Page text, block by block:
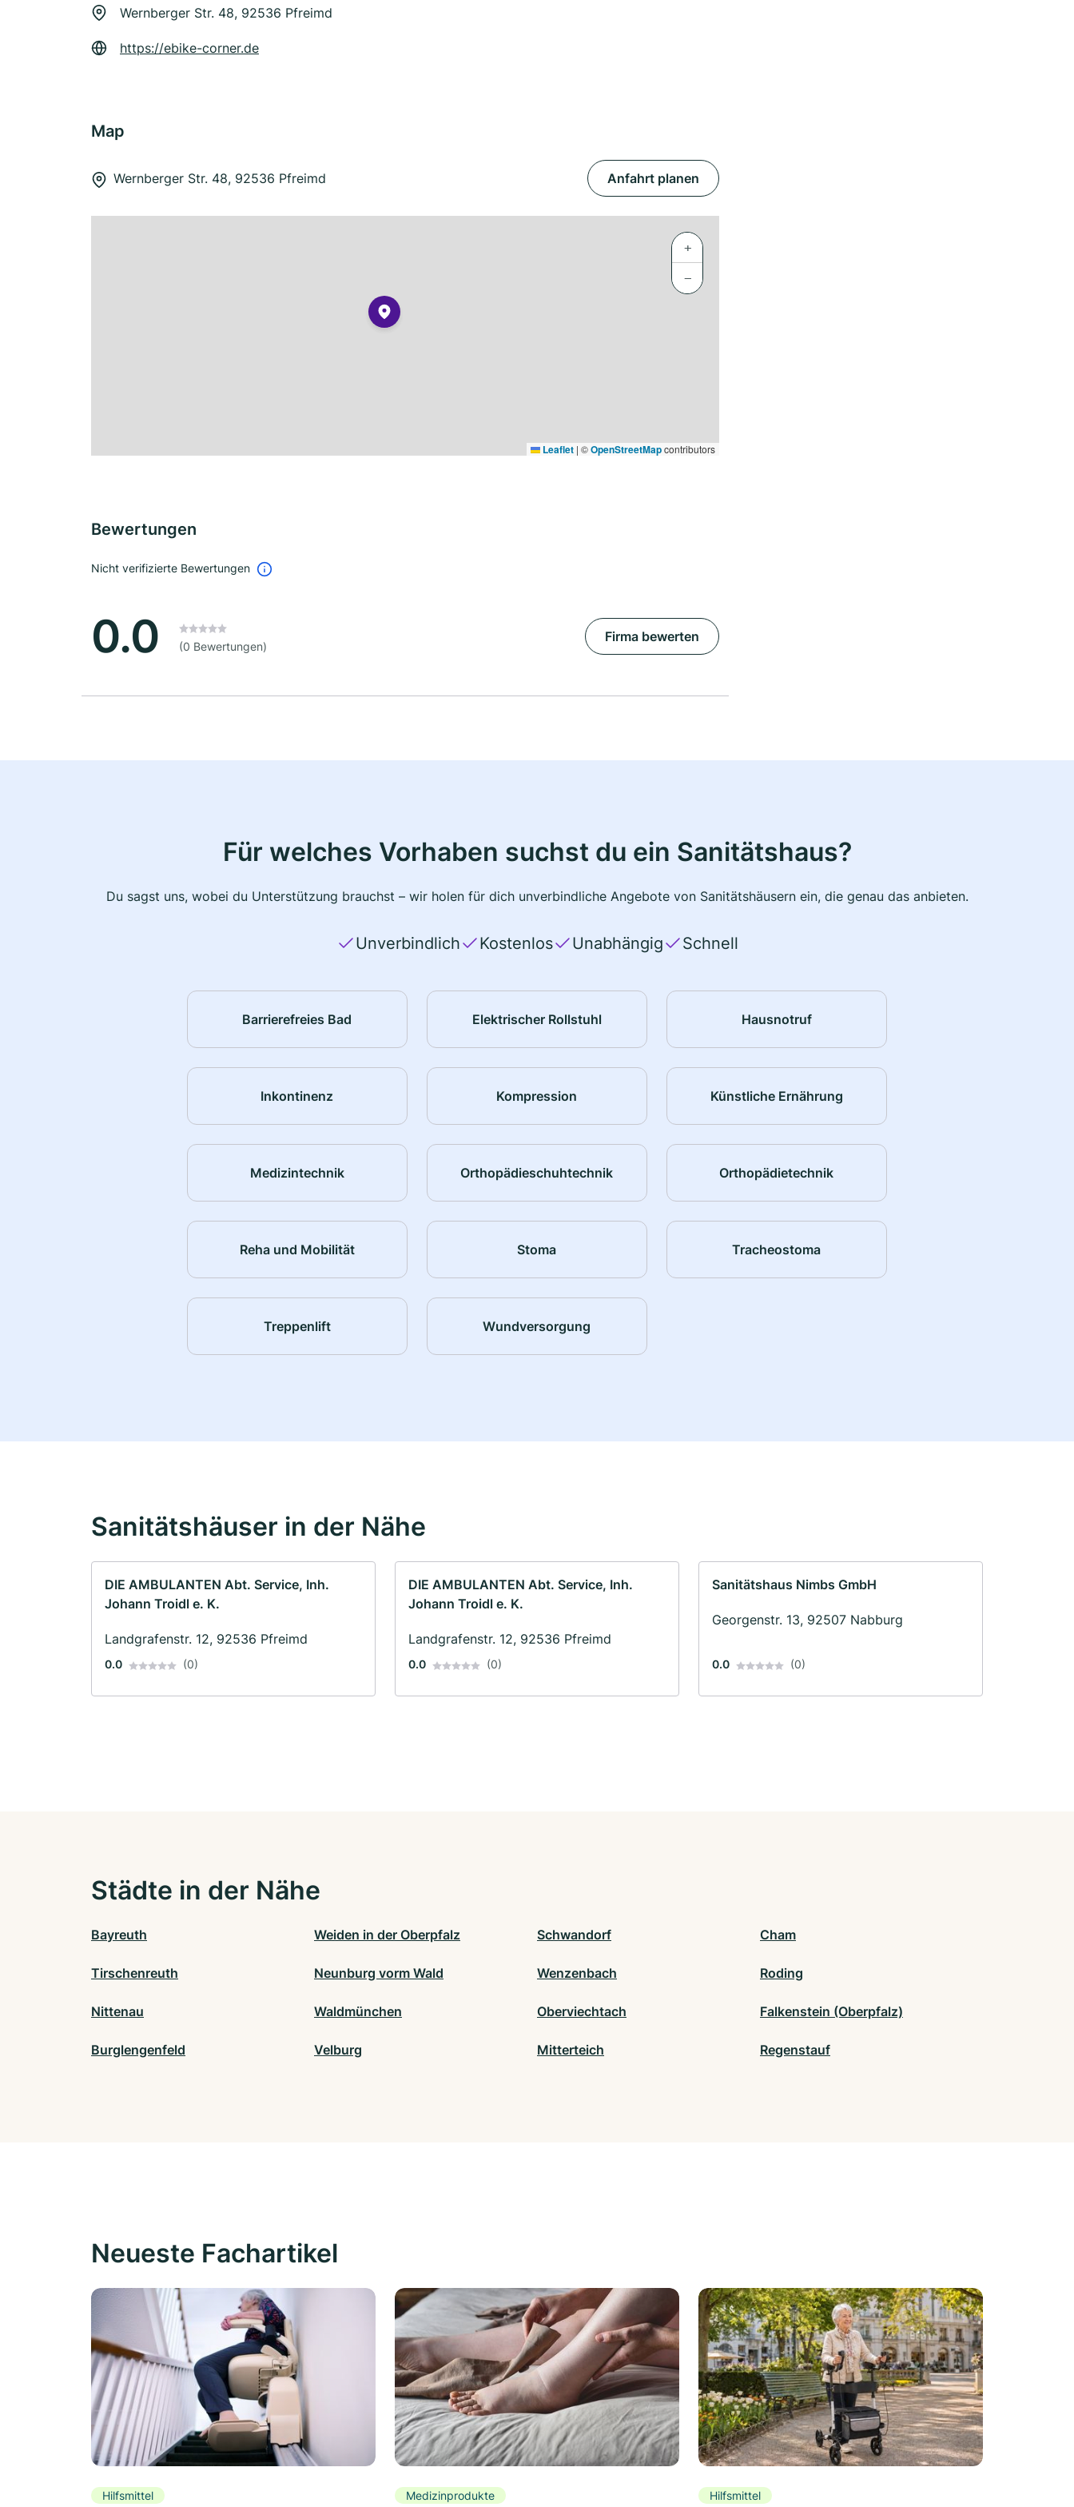
Wernberger Str. 48, 92536 Pfreimd
https://ebike-corner.de
Map
Wernberger Str. 48, 92536 Pfreimd Anfahrt planen
+
−
Leaflet | ©OpenStreetMapcontributors
Bewertungen
Nicht verifizierte Bewertungen
0.0 (0 Bewertungen)
Firma bewerten
Für welches Vorhaben suchst du ein Sanitätshaus?
Du sagst uns, wobei du Unterstützung brauchst – wir holen für dich unverbindliche Angebote von Sanitätshäusern ein, die genau das anbieten.
Unverbindlich Kostenlos Unabhängig Schnell
Barrierefreies Bad Elektrischer Rollstuhl Hausnotruf
Inkontinenz Kompression Künstliche Ernährung
Medizintechnik Orthopädieschuhtechnik Orthopädietechnik
Reha und Mobilität Stoma Tracheostoma
Treppenlift Wundversorgung
Sanitätshäuser in der Nähe
DIE AMBULANTEN Abt. Service, Inh.
Johann Troidl e. K.
Landgrafenstr. 12, 92536 Pfreimd
0.0 (0)
DIE AMBULANTEN Abt. Service, Inh.
Johann Troidl e. K.
Landgrafenstr. 12, 92536 Pfreimd
0.0 (0)
Sanitätshaus Nimbs GmbH
Georgenstr. 13, 92507 Nabburg
0.0 (0)
Städte in der Nähe
Bayreuth Weiden in der Oberpfalz Schwandorf Cham
Tirschenreuth Neunburg vorm Wald Wenzenbach Roding
Nittenau Waldmünchen Oberviechtach Falkenstein (Oberpfalz)
Burglengenfeld Velburg Mitterteich Regenstauf
Neueste Fachartikel
Hilfsmittel Medizinprodukte Hilfsmittel